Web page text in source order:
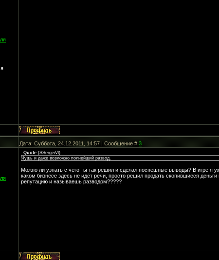
Дата: Суббота, 24.12.2011, 14:57 | Сообщение #3
Quote (SSergeiVl)
Чушь и даже возможно полнейший развод.
Можно ли узнать с чего ты так решил и сделал поспешные выводы? В игре я
каком бизнесе здесь не идёт речи, просто решил продать скопившиеся
репутацию и называешь разводом?????